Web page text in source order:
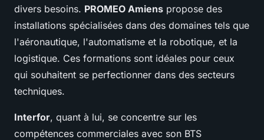
divers besoins. PROMEO Amiens propose des
installations spécialisées dans des domaines tels que
l'aéronautique, l'automatisme et la robotique, et la
logistique. Ces formations sont idéales pour ceux
qui souhaitent se perfectionner dans des secteurs
techniques.
Interfor, quant à lui, se concentre sur les
compétences commerciales avec son BTS